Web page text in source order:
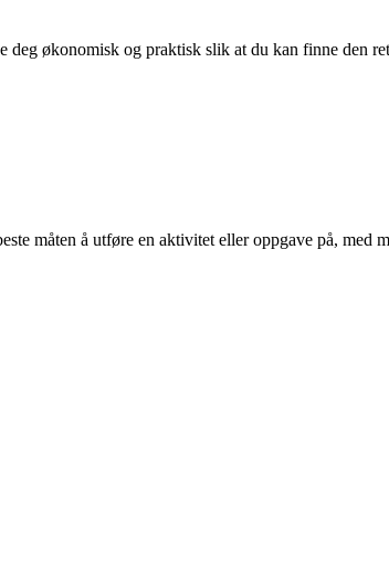
økonomisk og praktisk slik at du kan finne den
måten å utføre en aktivitet eller oppgave på, med